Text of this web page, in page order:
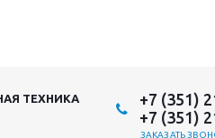
ТЕХНИКА
+7 (351)
+7 (351)
ЗАКАЗАТЬ